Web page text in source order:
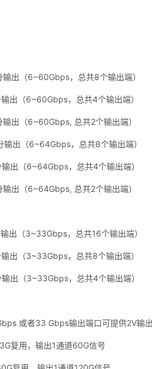
出（6~60Gbps，总共8个输出端）
（6~60Gbps，总共4个输出端）
出（6~60Gbps, 总共2个输出端）
出（6~64Gbps，总共8个输出端）
（6~64Gbps，总共4个输出端）
出（6~64Gbps, 总共2个输出端）
（3~33Gbps，总共16个输出端）
（3~33Gbps，总共8个输出端）
（3~33Gbps，总共4个输出端）
或者33 Gbps输出端口可提供2V输
复用，输出1通道60G信号